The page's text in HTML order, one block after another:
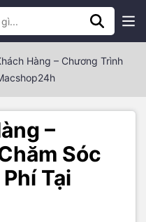
Hàng – Chương Trình
–
Sóc
Tại